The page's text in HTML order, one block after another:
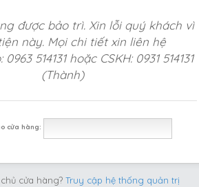
được bảo trì. Xin lỗi quý khách vì
này. Mọi chi tiết xin liên hệ
514131 hoặc CSKH: 0931 514131
(Thành)
cửa hàng:
cửa hàng? Truy cập hệ thống quản trị